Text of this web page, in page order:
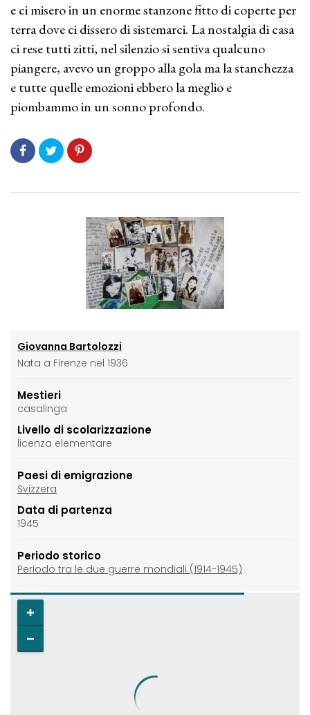
e ci misero in un enorme stanzone fitto di coperte per
terra dove ci dissero di sistemarci. La nostalgia di casa
ci rese tutti zitti, nel silenzio si sentiva qualcuno
piangere, avevo un groppo alla gola ma la stanchezza
e tutte quelle emozioni ebbero la meglio e
piombammo in un sonno profondo.
Giovanna Bartolozzi
Nata a Firenze nel 1936
Mestieri
casalinga
Livello di scolarizzazione
licenza elementare
Paesi di emigrazione
Svizzera
Data di partenza
1945
Periodo storico
Periodo tra le due guerre mondiali (1914-1945)